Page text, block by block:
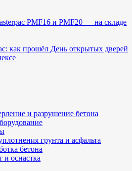
PMF16 и PMF20 — на складе
как прошёл День открытых дверей
и разрушение бетона
грунта и асфальта
бетона
и оснастка